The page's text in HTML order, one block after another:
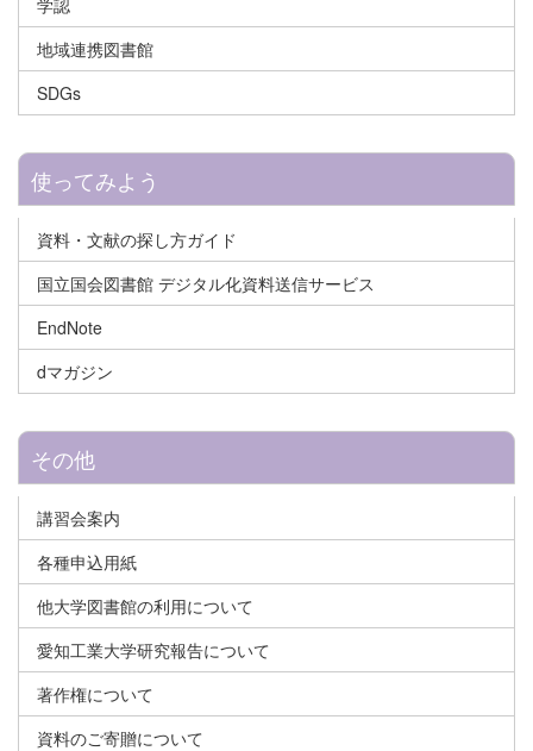
地域連携図書館
SDGs
使ってみよう
資料・文献の探し方ガイド
国立国会図書館 デジタル化資料送信サービス
EndNote
dマガジン
その他
講習会案内
各種申込用紙
他大学図書館の利用について
愛知工業大学研究報告について
著作権について
資料のご寄贈について